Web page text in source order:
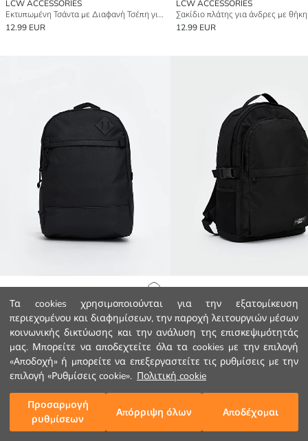
Τα cookies χρησιμοποιούνται για την εξατομίκευση
περιεχομένου και διαφημίσεων, την παροχή λειτουργιών μέσων
κοινωνικής δικτύωσης και την ανάλυση της επισκεψιμότητάς
μας. Μπορείτε να αποδεχτείτε όλα τα cookies με την επιλογή
«Αποδοχή» ή μπορείτε να επεξεργαστείτε τις ρυθμίσεις με την
επιλογή «Ρυθμίσεις cookie». Πολιτική cookie
Προσαρμογή
ρυθμίσεων
Απόρριψη όλων Αποδέχομαι
Αρχική Σελίδα
Κατηγορίες
Το Καλάθι μου
LCW ACCESSORIES
Εκτυπωμένη Τσάντα με Διαφανή Τσέπη για Κορίτσια
12.99 EUR
LCW ACCESSORIES
12.99 EUR
Σακίδιο πλάτης για άνδρες με θήκη για φορητό υπολογιστή
12.99 EUR
Το τυπωμένο ανδρικό σακίδιο
16.99 EUR
1 /